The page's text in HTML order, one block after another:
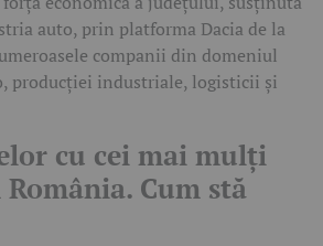
auto, prin platforma Dacia de la
companii din domeniul
producției industriale, logisticii și
cu cei mai mulți
Cum stă